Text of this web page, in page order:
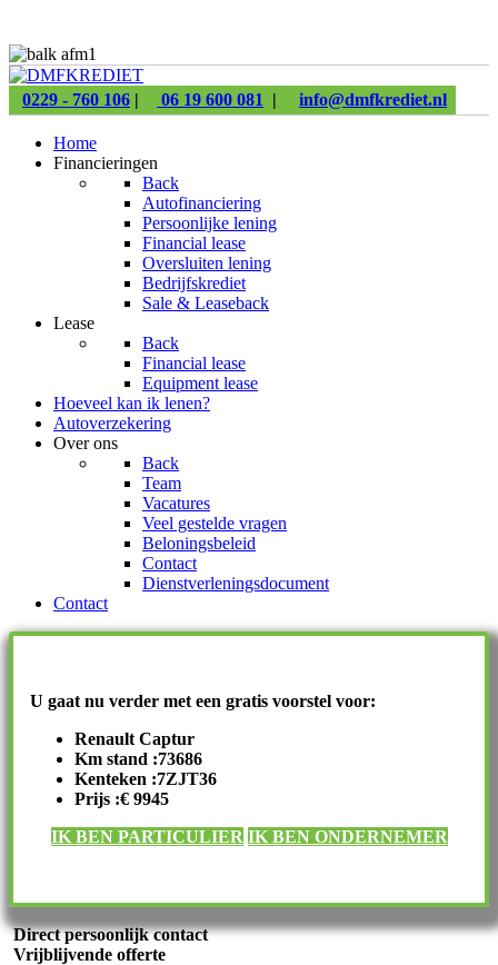
0229 - 760 106 | 06 19 600 081 | info@dmfkrediet.nl
Home
Financieringen
Back
Autofinanciering
Persoonlijke lening
Financial lease
Oversluiten lening
Bedrijfskrediet
Sale & Leaseback
Lease
Back
Financial lease
Equipment lease
Hoeveel kan ik lenen?
Autoverzekering
Over ons
Back
Team
Vacatures
Veel gestelde vragen
Beloningsbeleid
Contact
Dienstverleningsdocument
Contact
U gaat nu verder met een gratis voorstel voor:
Renault Captur
Km stand :73686
Kenteken :7ZJT36
Prijs :€ 9945
IK BEN PARTICULIER IK BEN ONDERNEMER
Direct persoonlijk contact
Vrijblijvende offerte